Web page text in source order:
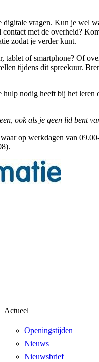
vragen. Kun je wel
met de overheid?
zodat je verder kunt.
tablet of smartphone? Of
tijdens dit spreekuur.
nodig heeft bij het leren
ook als je geen lid bent
op werkdagen van
Actueel
Openingstijden
Nieuws
Nieuwsbrief